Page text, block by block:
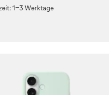
1-3 Werktage